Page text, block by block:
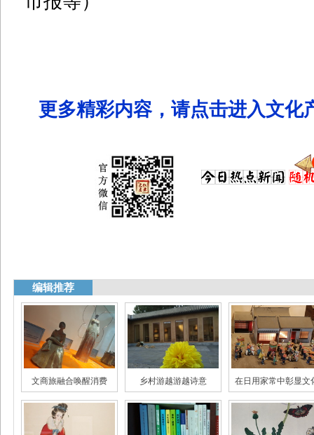
更多精彩内容，请点击进入文化
编辑推荐
文商旅融合唤醒消费 乡村游越游越诗意 在日用家常中彰显文
国风的火不只是一阵风 全民阅读需场景化 艺术蔬菜带火蔬菜村